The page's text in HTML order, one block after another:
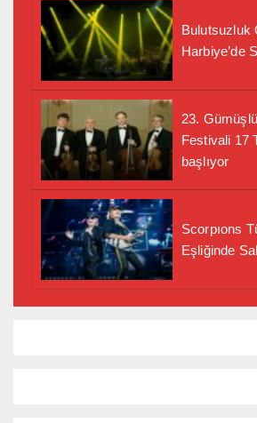
Bulutsuzluk
Harbiye’de
23.
Festivali 17
başlıyor
Scorpıons Türk Bayrağı
Eşliğinde